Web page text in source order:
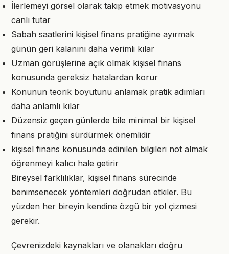
İlerlemeyi görsel olarak takip etmek motivasyonu
canlı tutar
Sabah saatlerini kişisel finans pratiğine ayırmak
günün geri kalanını daha verimli kılar
Uzman görüşlerine açık olmak kişisel finans
konusunda gereksiz hatalardan korur
Konunun teorik boyutunu anlamak pratik adımları
daha anlamlı kılar
Düzensiz geçen günlerde bile minimal bir kişisel
finans pratiğini sürdürmek önemlidir
kişisel finans konusunda edinilen bilgileri not almak
öğrenmeyi kalıcı hale getirir
Bireysel farklılıklar, kişisel finans sürecinde
benimsenecek yöntemleri doğrudan etkiler. Bu
yüzden her bireyin kendine özgü bir yol çizmesi
gerekir.
Çevrenizdeki kaynakları ve olanakları doğru